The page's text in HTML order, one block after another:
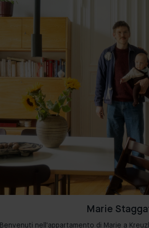
Marie
Benvenuti nell'appartamento di Marie a